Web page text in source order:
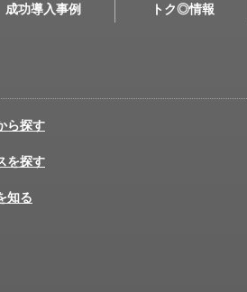
成功導入事例 トク◎情報
ら探す
を探す
知る